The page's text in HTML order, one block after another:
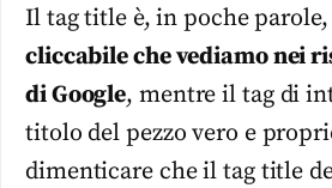
Il tag title è, in poche
cliccabile che vediamo nei
di Google, mentre il tag di
titolo del pezzo vero e
dimenticare che il tag title